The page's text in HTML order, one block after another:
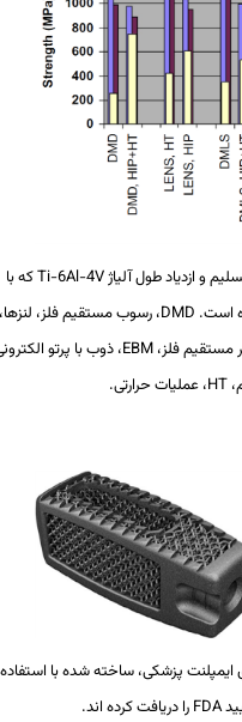
طول آلیاژTi-6Al-4Vکه با
DMD، رسوب مستقیم فلز، لنزها،
فلز،EBM، ذوب با پرتو الکترونی،
، عملیات حرارتی.
پزشکی، ساخته شده با استفاده از
را دریافت کرده اند.